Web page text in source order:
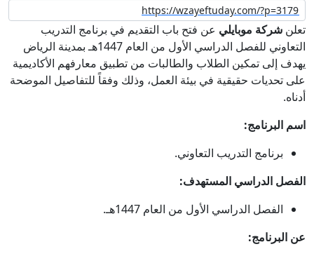
تعلن شركة موبايلي عن فتح باب التقديم في برنامج التدريب
التعاوني للفصل الدراسي الأول من العام 1447هـ بمدينة الرياض
يهدف إلى تمكين الطلاب والطالبات من تطبيق معارفهم الأكاديمية
على تحديات حقيقية في بيئة العمل، وذلك وفقاً للتفاصيل الموضحة
أدناه.
اسم البرنامج:
برنامج التدريب التعاوني.
الفصل الدراسي المستهدف:
الفصل الدراسي الأول من العام 1447هـ.
عن البرنامج: